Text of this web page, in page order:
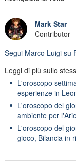
Mark Star
Contributor
Segui Marco Luigi su
Leggi di più sullo
L'oroscopo
esperienze in
L'oroscopo del
ambiente per
L'oroscopo del
gioco, Bilancia in